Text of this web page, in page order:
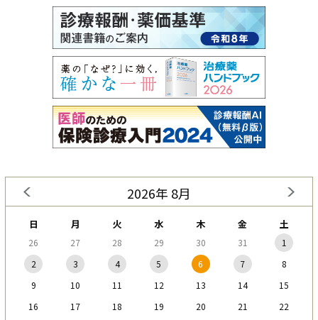
2026年 8月
日 月 火 水 木 金 土
26 27 28 29 30 31
1
2
3 4 5 6 7
8
9
10 11 12 13 14
15
16
17 18 19 20 21
22